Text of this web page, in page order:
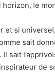
le
et si
sait
sait
de